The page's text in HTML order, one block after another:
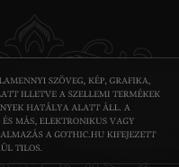
amennyit a „Kleine Morgue”
Fontos volt számukra,
Benn minden olyan versét
a lemezre, amelyek
vagy
a „Kleine
körébe tartoznak. Ilyen a
ítéleterős költemények,
inspirációit, filozófiáját.
annyira, hogy egy